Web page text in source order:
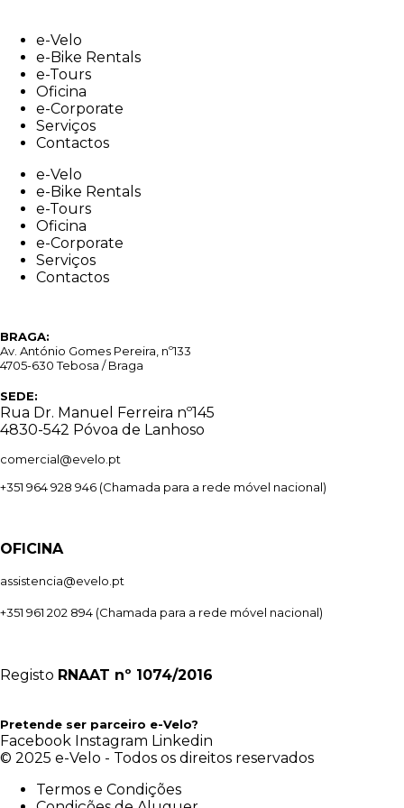
contente-Velo
e-Bike Rentals
e-Tours
Oficina
e-Corporate
Serviços
Contactos
e-Velo
e-Bike Rentals
e-Tours
Oficina
e-Corporate
Serviços
Contactos
BRAGA:
Av. António Gomes Pereira, nº133
4705-630 Tebosa / Braga
SEDE:
Rua Dr. Manuel Ferreira nº145
4830-542 Póvoa de Lanhoso
comercial@evelo.pt
+351 964 928 946 (Chamada para a rede móvel nacional)
OFICINA
assistencia@evelo.pt
+351 961 202 894 (Chamada para a rede móvel nacional)
Registo RNAAT nº 1074/2016
Pretende ser parceiro e-Velo?
Facebook Instagram Linkedin
© 2025 e-Velo - Todos os direitos reservados
Termos e Condições